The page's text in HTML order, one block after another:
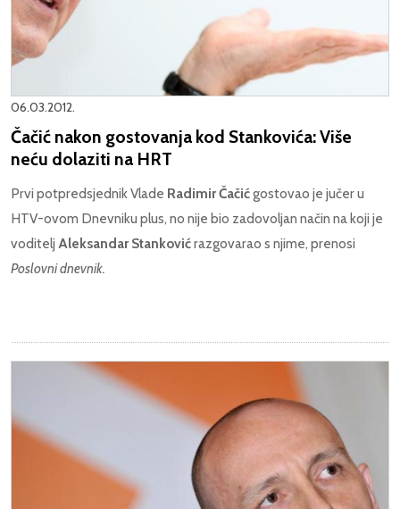
06.03.2012.
Čačić nakon gostovanja kod Stankovića: Više
neću dolaziti na HRT
Prvi potpredsjednik Vlade Radimir Čačićgostovao je jučer u
HTV-ovom Dnevniku plus, no nije bio zadovoljan način na koji je
voditelj Aleksandar Stankovićrazgovarao s njime, prenosi
Poslovni dnevnik.